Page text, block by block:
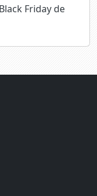
Friday de